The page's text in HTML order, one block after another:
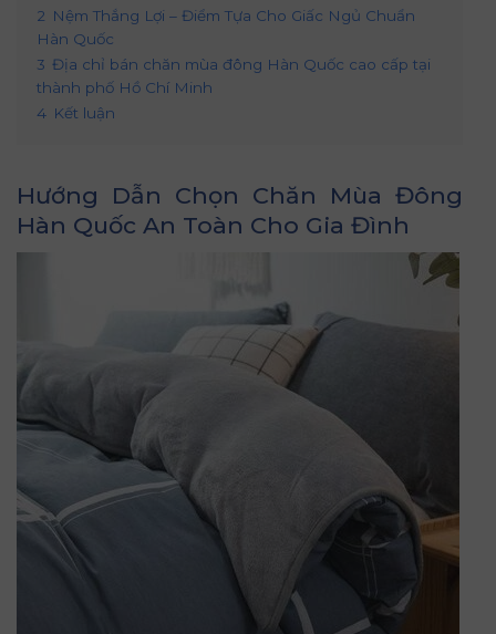
2 Nệm Thắng Lợi – Điểm Tựa Cho Giấc Ngủ Chuẩn
Hàn Quốc
3 Địa chỉ bán chăn mùa đông Hàn Quốc cao cấp tại
thành phố Hồ Chí Minh
4 Kết luận
Hướng Dẫn Chọn Chăn Mùa Đông
Hàn Quốc An Toàn Cho Gia Đình